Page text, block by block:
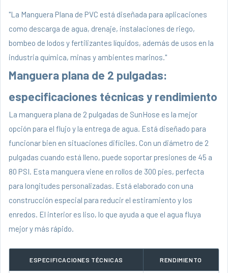
"La Manguera Plana de PVC está diseñada para aplicaciones
como descarga de agua, drenaje, instalaciones de riego,
bombeo de lodos y fertilizantes líquidos, además de usos en la
industria química, minas y ambientes marinos."
Manguera plana de 2 pulgadas:
especificaciones técnicas y rendimiento
La manguera plana de 2 pulgadas de SunHose es la mejor
opción para el flujo y la entrega de agua. Está diseñado para
funcionar bien en situaciones difíciles. Con un diámetro de 2
pulgadas cuando está lleno, puede soportar presiones de 45 a
80 PSI. Esta manguera viene en rollos de 300 pies, perfecta
para longitudes personalizadas. Está elaborado con una
construcción especial para reducir el estiramiento y los
enredos. El interior es liso, lo que ayuda a que el agua fluya
mejor y más rápido.
ESPECIFICACIONES TÉCNICAS RENDIMIENTO